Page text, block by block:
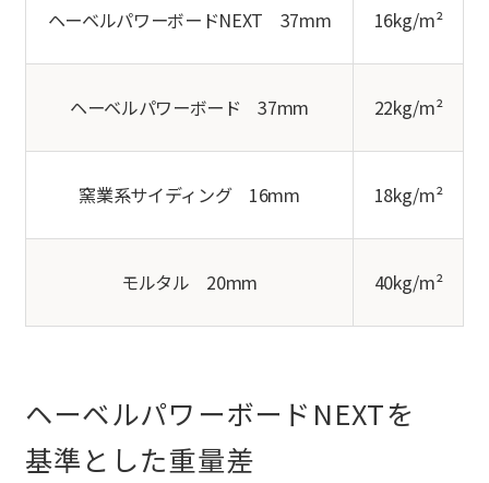
ヘーベルパワーボードNEXT 37mm 16kg/m²
ヘーベルパワーボード 37mm 22kg/m²
窯業系サイディング 16mm 18kg/m²
モルタル 20mm 40kg/m²
ヘーベルパワーボードNEXTを
基準とした重量差